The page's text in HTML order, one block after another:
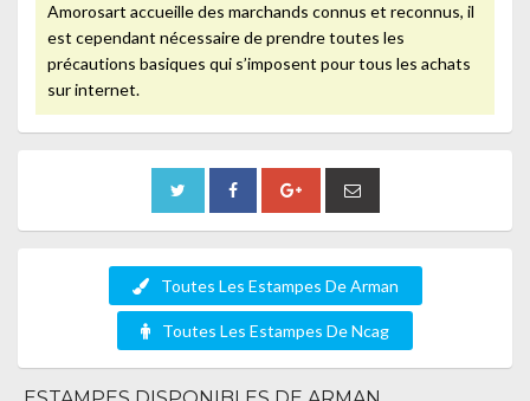
Amorosart accueille des marchands connus et reconnus, il
est cependant nécessaire de prendre toutes les
précautions basiques qui s’imposent pour tous les achats
sur internet.
Toutes Les Estampes De Arman
Toutes Les Estampes De Ncag